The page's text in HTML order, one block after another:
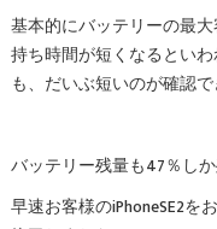
基本的にバッテリーの最
持ち時間が短くなるとい
も、だいぶ短いのが確認で
バッテリー残量も47％し
早速お客様のiPhoneSE2